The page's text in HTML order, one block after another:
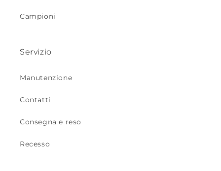
Campioni
Servizio
Manutenzione
Contatti
Consegna e reso
Recesso